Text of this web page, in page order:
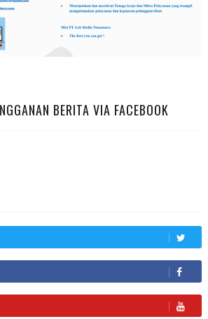
BERITA VIA FACEBOOK